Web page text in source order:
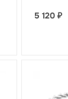
5 120₽